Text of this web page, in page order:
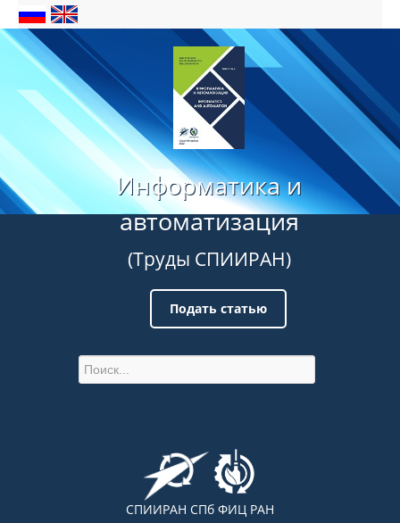
Информатика и
автоматизация
(Труды СПИИРАН)
Подать статью
СПИИРАН СПб ФИЦ РАН